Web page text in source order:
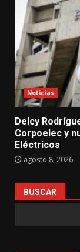
Noticias
Delcy
Corpoelec y
Eléctricos
agosto 8, 2026
BUSCAR